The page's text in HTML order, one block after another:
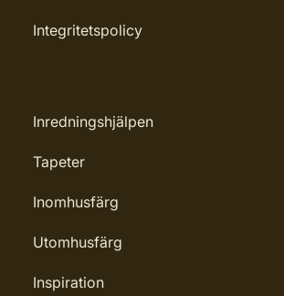
Integritetspolicy
Inredningshjälpen
Tapeter
Inomhusfärg
Utomhusfärg
Inspiration